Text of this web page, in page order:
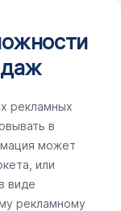
рекламных
в
может
или
виде
рекламному